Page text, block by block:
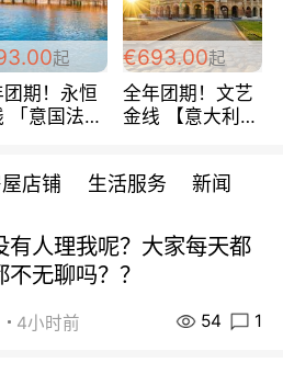
起
团期！永恒
「意国法
起 ~包拼房
€693.00起
全年团期！文艺
金线 【意大利一
每周铁发！
店铺 生活服务 新闻
有人理我呢？大家每天都
无聊吗？？
4小时前 54 1